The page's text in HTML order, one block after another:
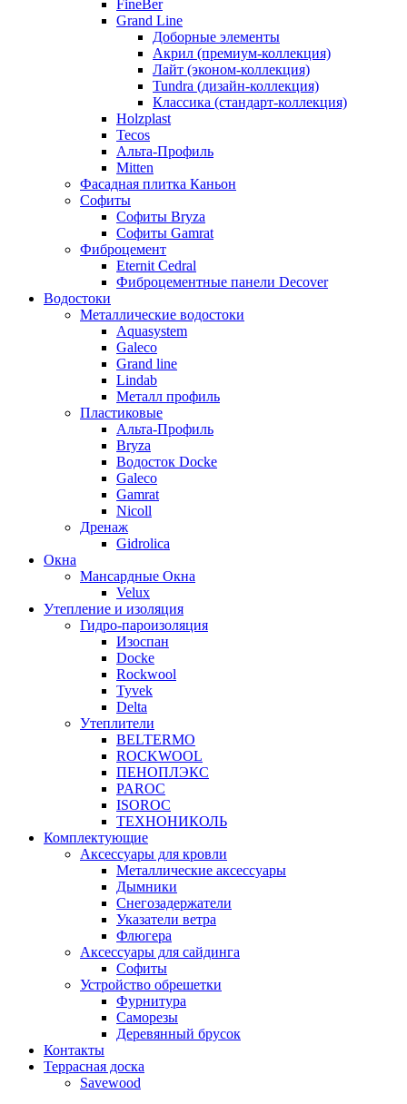
FineBer
Grand Line
Доборные элементы
Акрил (премиум-коллекция)
Лайт (эконом-коллекция)
Tundra (дизайн-коллекция)
Классика (стандарт-коллекция)
Holzplast
Tecos
Альта-Профиль
Mitten
Фасадная плитка Каньон
Софиты
Софиты Bryza
Софиты Gamrat
Фиброцемент
Eternit Cedral
Фиброцементные панели Decover
Водостоки
Металлические водостоки
Aquasystem
Galeco
Grand line
Lindab
Металл профиль
Пластиковые
Альта-Профиль
Bryza
Водосток Docke
Galeco
Gamrat
Nicoll
Дренаж
Gidrolica
Окна
Мансардные Окна
Velux
Утепление и изоляция
Гидро-пароизоляция
Изоспан
Docke
Rockwool
Tyvek
Delta
Утеплители
BELTERMO
ROCKWOOL
ПЕНОПЛЭКС
PAROC
ISOROC
ТЕХНОНИКОЛЬ
Комплектующие
Аксессуары для кровли
Металлические аксессуары
Дымники
Снегозадержатели
Указатели ветра
Флюгера
Аксессуары для сайдинга
Софиты
Устройство обрешетки
Фурнитура
Саморезы
Деревянный брусок
Контакты
Террасная доска
Savewood